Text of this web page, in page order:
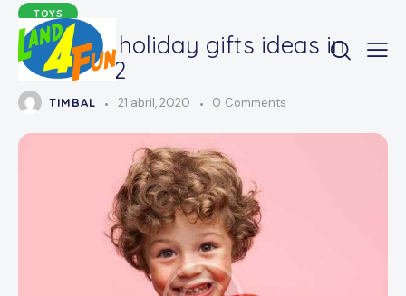
TOYS
The best holiday gifts ideas in
2021-2022
TIMBAL 21 abril, 2020 0 Comments